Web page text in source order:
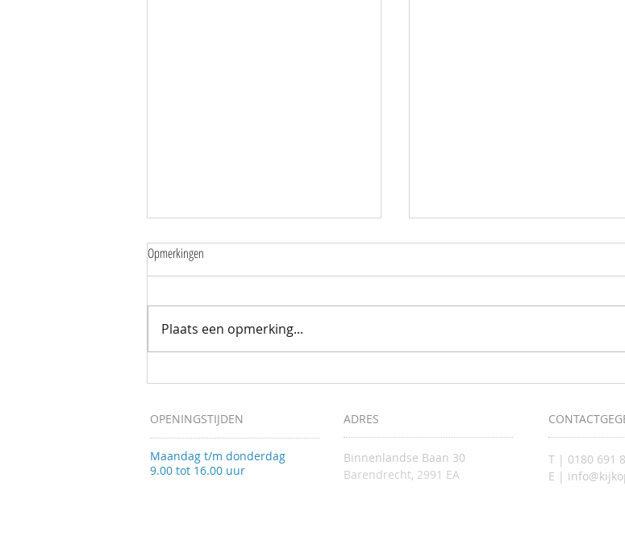
Opmerkingen
Plaats een opmerking...
OPENINGSTIJDEN
Maandag t/m donderdag
9.00 tot 16.00 uur
ADRES
Binnenlandse Baan 30
Barendrecht, 2991 EA
T | 0180 691
E |